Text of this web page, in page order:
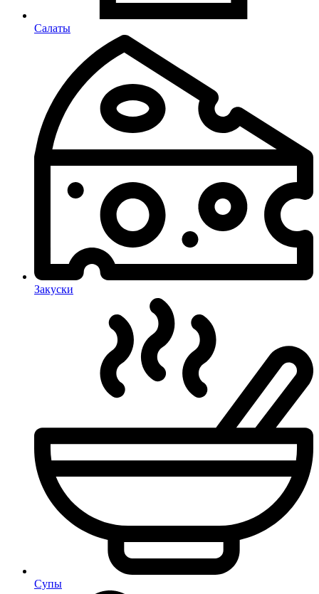
Салаты
Закуски
Супы